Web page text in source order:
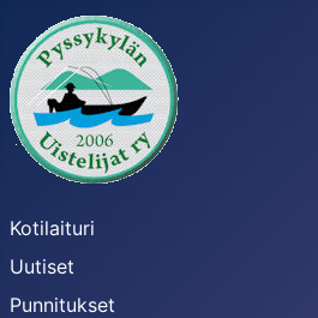
Kotilaituri
Uutiset
Punnitukset